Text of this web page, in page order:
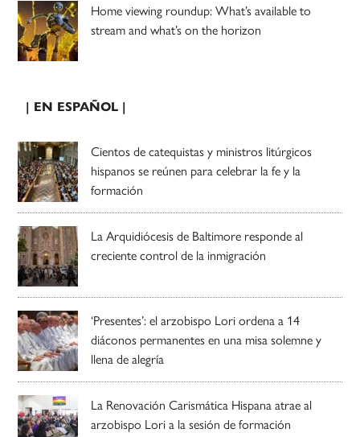
Home viewing roundup: What’s available to
stream and what’s on the horizon
| EN ESPAÑOL |
Cientos de catequistas y ministros litúrgicos
hispanos se reúnen para celebrar la fe y la
formación
La Arquidiócesis de Baltimore responde al
creciente control de la inmigración
‘Presentes’: el arzobispo Lori ordena a 14
diáconos permanentes en una misa solemne y
llena de alegría
La Renovación Carismática Hispana atrae al
arzobispo Lori a la sesión de formación